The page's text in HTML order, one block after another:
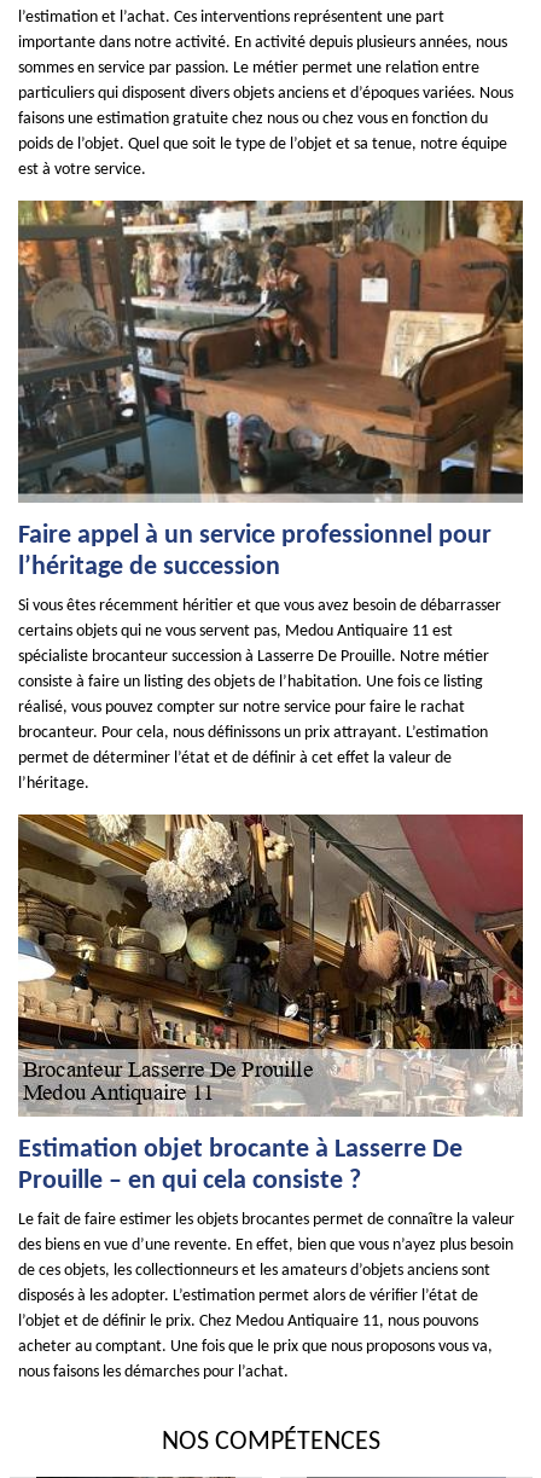
l’estimation et l’achat. Ces interventions représentent une part
importante dans notre activité. En activité depuis plusieurs années, nous
sommes en service par passion. Le métier permet une relation entre
particuliers qui disposent divers objets anciens et d’époques variées. Nous
faisons une estimation gratuite chez nous ou chez vous en fonction du
poids de l’objet. Quel que soit le type de l’objet et sa tenue, notre équipe
est à votre service.
Faire appel à un service professionnel pour
l’héritage de succession
Si vous êtes récemment héritier et que vous avez besoin de débarrasser
certains objets qui ne vous servent pas, Medou Antiquaire 11 est
spécialiste brocanteur succession à Lasserre De Prouille. Notre métier
consiste à faire un listing des objets de l’habitation. Une fois ce listing
réalisé, vous pouvez compter sur notre service pour faire le rachat
brocanteur. Pour cela, nous définissons un prix attrayant. L’estimation
permet de déterminer l’état et de définir à cet effet la valeur de
l’héritage.
Estimation objet brocante à Lasserre De
Prouille – en qui cela consiste ?
Le fait de faire estimer les objets brocantes permet de connaître la valeur
des biens en vue d’une revente. En effet, bien que vous n’ayez plus besoin
de ces objets, les collectionneurs et les amateurs d’objets anciens sont
disposés à les adopter. L’estimation permet alors de vérifier l’état de
l’objet et de définir le prix. Chez Medou Antiquaire 11, nous pouvons
acheter au comptant. Une fois que le prix que nous proposons vous va,
nous faisons les démarches pour l’achat.
NOS COMPÉTENCES